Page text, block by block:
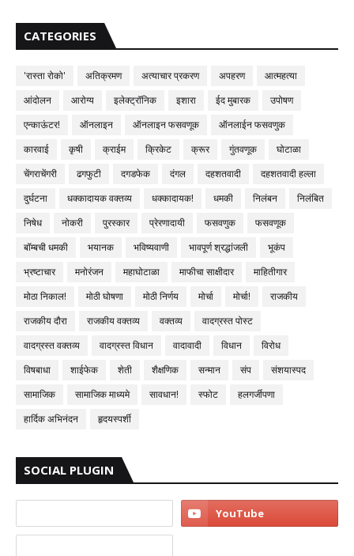
CATEGORIES
'रास्ता रोको' अतिक्रमण अत्याचार प्रकरण अपहरण
आत्महत्या
आंदोलन
आरोग्य इलेक्ट्रॉनिक इशारा ईद मुबारक
उपोषण
एन्काऊंटर!
ऑनलाइन ऑनलाइन फसवणूक
ऑनलाईन फसवणुक
कारवाई
कृषी क्राईम क्रिकेट क्रूर गुंतवणूक
घोटाळा
चेंगराचेंगरी
ढगफुटी दगडफेक दंगल दहशतवादी
दहशतवादी हल्ला
दुर्घटना
धक्कादायक वक्तव्य धक्कादायक! धमकी निलंबन
निलंबित
निषेध
नोकरी पुरस्कार प्रेरणादायी फसवणुक
फसवणूक
बॉम्बची धमकी
भयानक भविष्यवाणी भावपूर्ण श्रद्धांजली
भूकंप
भ्रष्टाचार
मनोरंजन महाघोटाळा माफीचा साक्षीदार
माहितीगार
मोठा निकाल!
मोठी घोषणा मोठी निर्णय मोर्चा मोर्चा!
राजकीय
राजकीय दौरा
राजकीय वक्तव्य वक्तव्य
वादग्रस्त पोस्ट
वादग्रस्त वक्तव्य
वादग्रस्त विधान वादावादी विधान
विरोध
विषबाधा
शाईफेक शेती शैक्षणिक सन्मान संप
संशयास्पद
सामाजिक
सामाजिक माध्यमे सावधान! स्फोट
हलगर्जीपणा
हार्दिक अभिनंदन
हृदयस्पर्शी
SOCIAL PLUGIN